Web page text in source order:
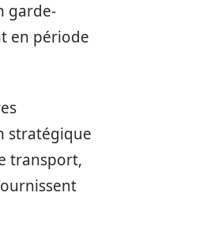
garde-
en période
stratégique
transport,